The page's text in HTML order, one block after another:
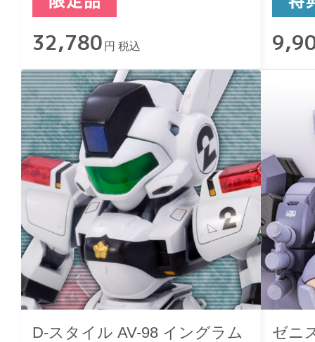
32,780 円 税込
D-スタイル AV-98 イングラム
ゼニ